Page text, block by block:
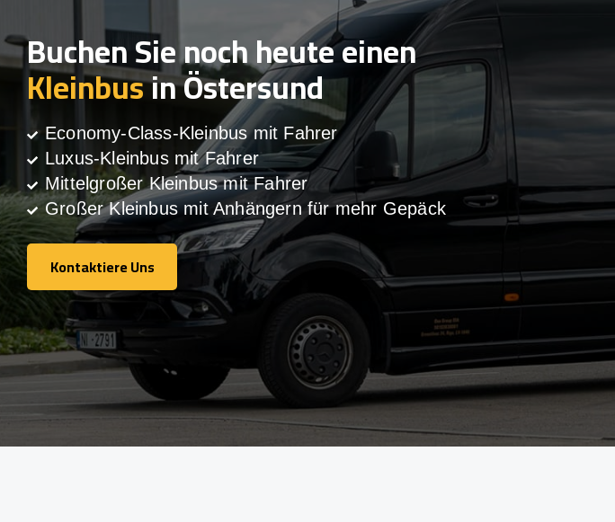
Buchen Sie noch heute einen
Kleinbusin Östersund
Economy-Class-Kleinbus mit Fahrer
Luxus-Kleinbus mit Fahrer
Mittelgroßer Kleinbus mit Fahrer
Großer Kleinbus mit Anhängern für mehr Gepäck
Kontaktiere Uns
Kontaktiere Uns